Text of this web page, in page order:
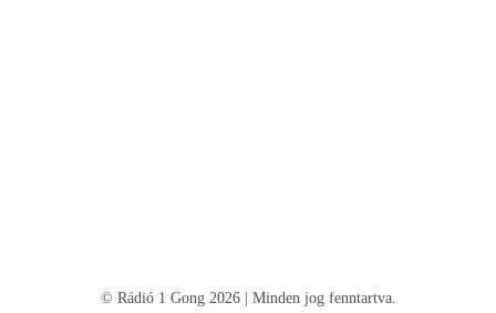
© Rádió 1 Gong 2026 | Minden jog fenntartva.